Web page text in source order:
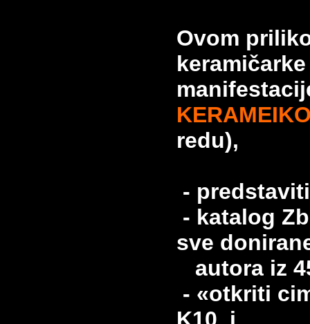
Ovom
redu),
-
- katalog
sve
autora iz
- «otkriti